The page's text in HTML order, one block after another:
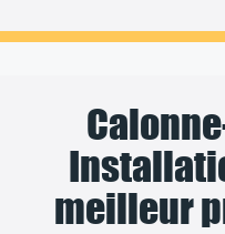
meilleur